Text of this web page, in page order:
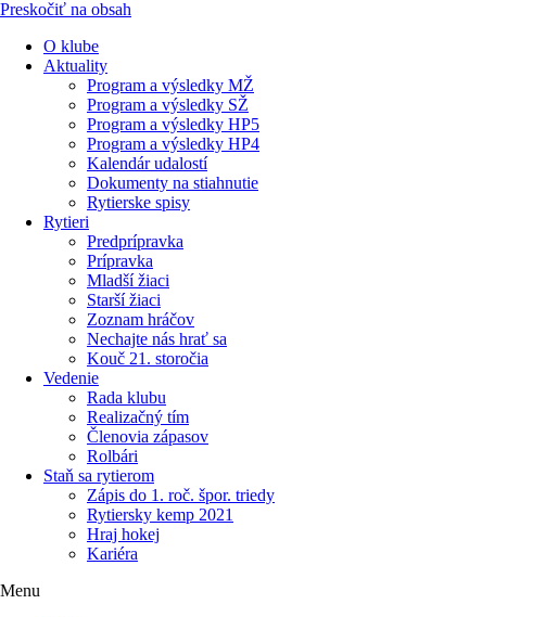
Preskočiť na obsah
O klube
Aktuality
Program a výsledky MŽ
Program a výsledky SŽ
Program a výsledky HP5
Program a výsledky HP4
Kalendár udalostí
Dokumenty na stiahnutie
Rytierske spisy
Rytieri
Predprípravka
Prípravka
Mladší žiaci
Starší žiaci
Zoznam hráčov
Nechajte nás hrať sa
Kouč 21. storočia
Vedenie
Rada klubu
Realizačný tím
Členovia zápasov
Rolbári
Staň sa rytierom
Zápis do 1. roč. špor. triedy
Rytiersky kemp 2021
Hraj hokej
Kariéra
Menu